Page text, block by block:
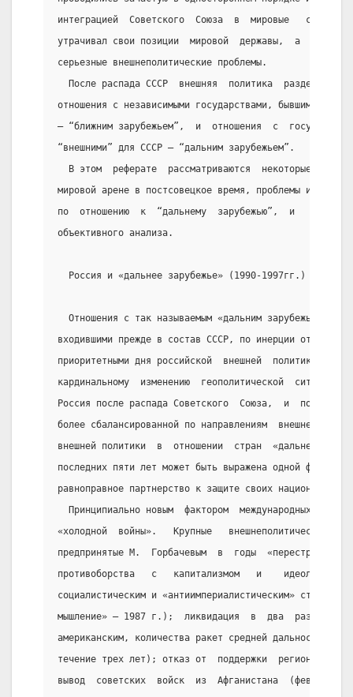
интеграцией  Советского  Союза  в  мировые
утрачивал свои позиции  мировой  державы,  а  новой
серьезные внешнеполитические проблемы.
После распада СССР  внешняя  политика  разделилась
отношения с независимыми государствами, бывшими
– “ближним зарубежьем”,  и  отношения  с
“внешними” для СССР – “дальним зарубежьем”.
В этом  реферате  рассматриваются  некоторые
мировой арене в постсовецкое время, проблемы и
по  отношению  к  “дальнему  зарубежью”,  и
объективного анализа.
  Россия и «дальнее зарубежье» (1990-1997гг.)
Отношения с так называемым «дальним зарубежьем»,
входившими прежде в состав СССР, по инерции от
приоритетными дня российской  внешней  политики.
кардинальному  изменению  геополитической
Россия после распада Советского  Союза,  и  потому
более сбалансированной по направлениям  внешней
внешней политики  в  отношении  стран  «дальнего
последних пяти лет может быть выражена одной
равноправное партнерство к защите своих национальных
Принципиально новым  фактором  международных
«холодной  войны».   Крупные   внешнеполитические
предпринятые М.  Горбачевым  в  годы  «перестройки»:
противоборства   с   капитализмом   и
социалистическим и «антиимпериалистическим» странам
мышление» — 1987 г.);  ликвидация  в  два  раза
американским, количества ракет средней дальности
течение трех лет); отказ от  поддержки
вывод  советских  войск  из  Афганистана  (февраль